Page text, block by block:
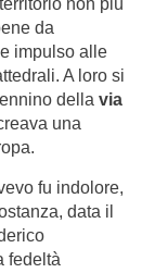
non più
da
impulso alle
A loro si
della via
una
fu indolore,
data il
fedeltà